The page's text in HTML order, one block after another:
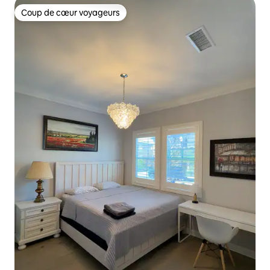
Coup de cœur voyageurs
Coup de cœur voyageurs